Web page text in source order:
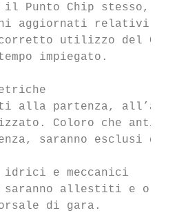
il Punto Chip stesso,
aggiornati relativi ai
utilizzo del
impiegato.
alla partenza,
Coloro che
saranno esclusi
e meccanici
saranno allestiti e
di gara.